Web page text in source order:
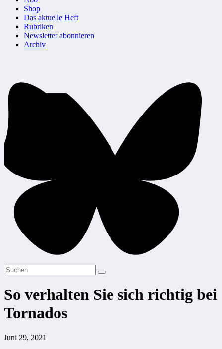
Shop
Das aktuelle Heft
Rubriken
Newsletter abonnieren
Archiv
So verhalten Sie sich richtig bei
Tornados
Juni 29, 2021